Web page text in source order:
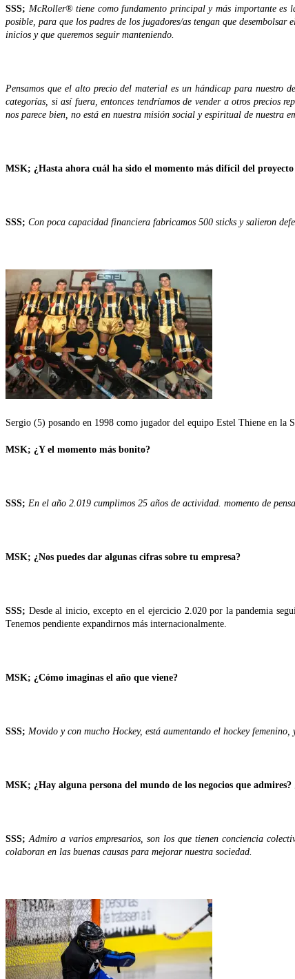
SSS; McRoller® tiene como fundamento principal y más importante
posible, para que los padres de los jugadores/as tengan que
inicios y que queremos seguir manteniendo.
Pensamos que el alto precio del material es un hándicap para nuestro
categorías, si así fuera, entonces tendríamos de vender a otros precios
nos parece bien, no está en nuestra misión social y espiritual de nuestra
MSK; ¿Hasta ahora cuál ha sido el momento más difícil del
SSS; Con poca capacidad financiera fabricamos 500 sticks y salieron
Sergio (5) posando en 1998 como jugador del equipo Estel Thiene en la
MSK; ¿Y el momento más bonito?
SSS; En el año 2.019 cumplimos 25 años de actividad. momento de
MSK; ¿Nos puedes dar algunas cifras sobre tu empresa?
SSS; Desde al inicio, excepto en el ejercicio 2.020 por la pandemia
Tenemos pendiente expandirnos más internacionalmente.
MSK; ¿Cómo imaginas el año que viene?
SSS; Movido y con mucho Hockey, está aumentando el hockey femenino,
MSK; ¿Hay alguna persona del mundo de los negocios que admires?
SSS; Admiro a varios empresarios, son los que tienen conciencia
colaboran en las buenas causas para mejorar nuestra sociedad.